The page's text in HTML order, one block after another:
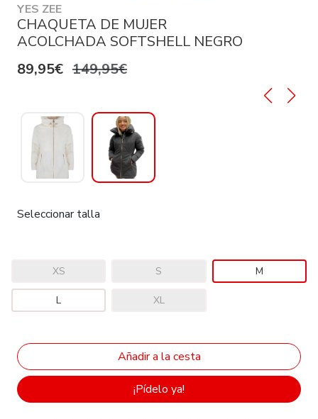
YES ZEE
CHAQUETA DE MUJER
ACOLCHADA SOFTSHELL NEGRO
89,95€ 149,95€
Seleccionar talla
XS S M
L XL
¡Pídelo ya!